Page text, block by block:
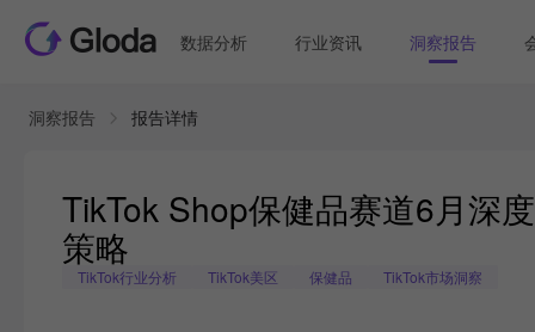
数据分析 行业资讯 洞察报告
洞察报告 报告详情
TikTok Shop保健品赛道6月深
策略
TikTok行业分析 TikTok美区 保健品 TikTok市场洞察